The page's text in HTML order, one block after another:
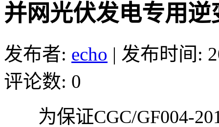
并网光伏发电专用
发布者: echo | 发布时间:
评论数: 0
为保证CGC/GF004-